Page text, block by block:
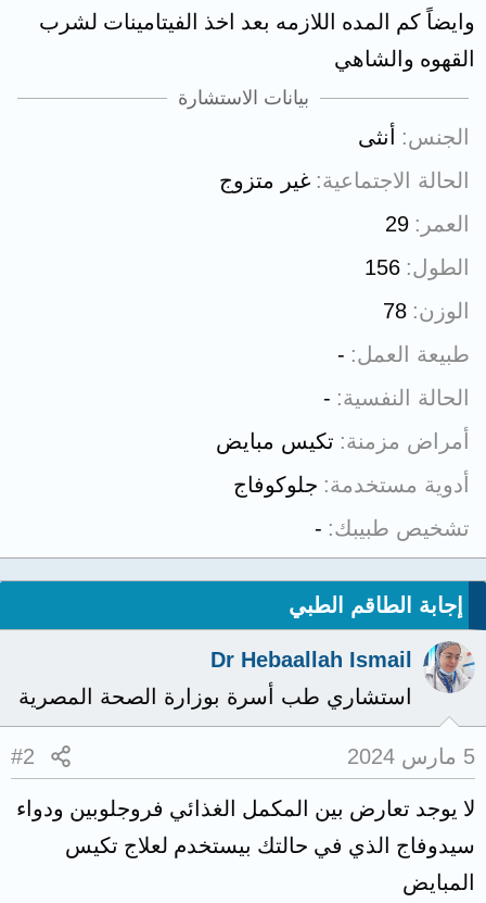
وايضاً كم المده اللازمه بعد اخذ الفيتامينات لشرب
القهوه والشاهي
بيانات الاستشارة
الجنس
أنثى
الحالة الاجتماعية غير متزوج
العمر
29
الطول 156
الوزن 78
طبيعة العمل -
الحالة النفسية -
أمراض مزمنة تكيس مبايض
أدوية مستخدمة جلوكوفاج
تشخيص طبيبك -
إجابة الطاقم الطبي
Dr Hebaallah Ismail
استشاري طب أسرة بوزارة الصحة المصرية
5 مارس 2024 #2
لا يوجد تعارض بين المكمل الغذائي فروجلوبين ودواء
سيدوفاج الذي في حالتك بيستخدم لعلاج تكيس
المبايض